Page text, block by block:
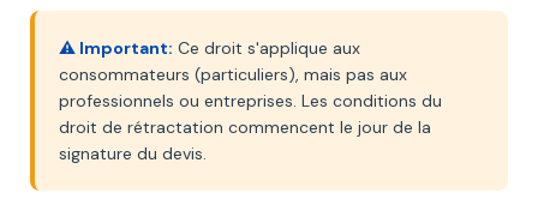
⚠️ Important: Ce droit s'applique aux
consommateurs (particuliers), mais pas aux
professionnels ou entreprises. Les conditions du
droit de rétractation commencent le jour de la
signature du devis.